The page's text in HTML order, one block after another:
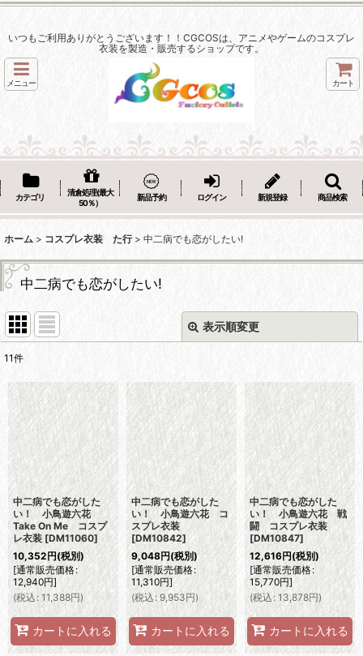
いつもご利用ありがとうございます！！CGCOSは、アニメやゲームのコスプレ
衣装を製造・販売するショップです。
メニュー カート
カテゴリ
清倉処理(最大
50％）
新品予約 ログイン 新規登録 商品検索
ホーム > コスプレ衣装 た行 > 中二病でも恋がしたい!
中二病でも恋がしたい!
表示順変更
並び順:
絞り込む
11件
中二病でも恋がした
い！ 小鳥遊六花
Take On Me コスプ
レ衣装 [DM11060]
10,352円(税別)
[通常販売価格:
12,940円]
(税込: 11,388円)
カートに入れる
中二病でも恋がした
い！ 小鳥遊六花 コ
スプレ衣装
[DM10842]
9,048円(税別)
[通常販売価格:
11,310円]
(税込: 9,953円)
カートに入れる
中二病でも恋がした
い！ 小鳥遊六花 戦
闘 コスプレ衣装
[DM10847]
12,616円(税別)
[通常販売価格:
15,770円]
(税込: 13,878円)
カートに入れる